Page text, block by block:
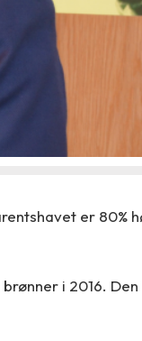
er 80%
i 2016. Den